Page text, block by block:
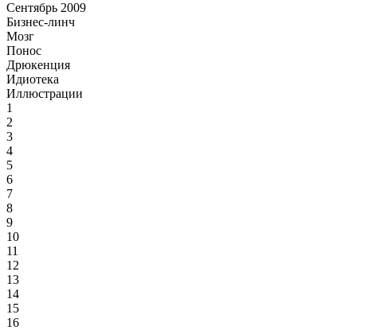
Сентябрь 2009
Бизнес-линч
Мозг
Понос
Дрюкенция
Идиотека
Иллюстрации
1
2
3
4
5
6
7
8
9
10
11
12
13
14
15
16